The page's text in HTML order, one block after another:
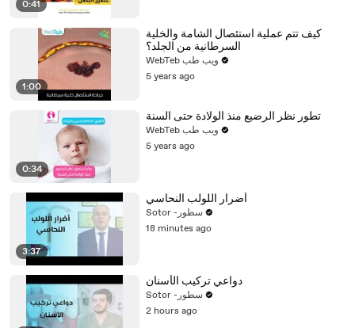
0:41
1:00
كيف تتم عملية استئصال الشامة والخلية
السرطانية من الجلد؟
WebTeb ويب طب
5 years ago
0:34
تطور نظر الرضيع منذ الولادة حتى السنة
WebTeb ويب طب
5 years ago
3:37
أضرار اللولب النحاسي
Sotor -سطور
18 minutes ago
دواعي تركيب الأسنان
Sotor -سطور
2 hours ago